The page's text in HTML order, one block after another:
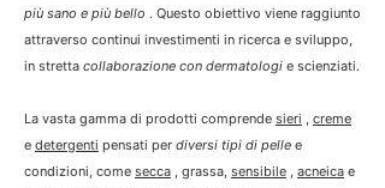
più sano e più bello . Questo obiettivo viene raggiunto
attraverso continui investimenti in ricerca e sviluppo,
in stretta collaborazione con dermatologi e scienziati.
La vasta gamma di prodotti comprende sieri , creme
e detergenti pensati per diversi tipi di pelle e
condizioni, come secca , grassa, sensibile , acneica e